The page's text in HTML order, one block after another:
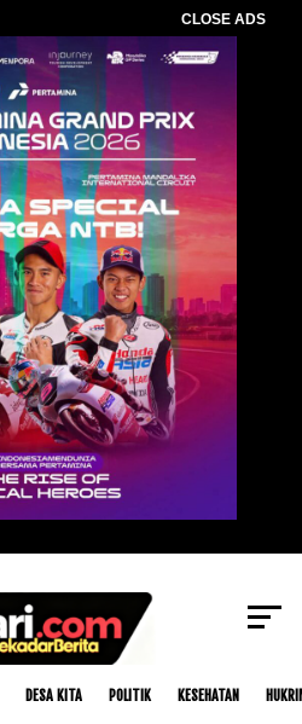
CLOSE ADS
DESA KITA POLITIK KESEHATAN